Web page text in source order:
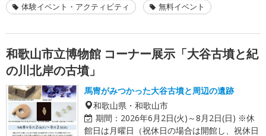
体験イベント・アクティビティ 無料イベント
和歌山市立博物館 コーナー展示「大谷古墳と紀
の川北岸の古墳」
馬冑がみつかった大谷古墳と周辺の遺跡
和歌山県・和歌山市
期間： 2026年6月2日(火)～8月2日(日) ※休
館日は月曜日（祝休日の場合は開館し、祝休日